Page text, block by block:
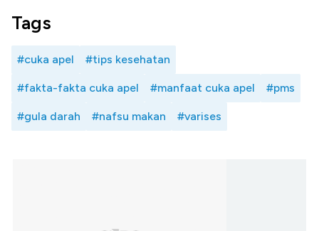
Tags
#cuka apel #tips kesehatan
#fakta-fakta cuka apel #manfaat cuka apel #pms
#gula darah #nafsu makan #varises